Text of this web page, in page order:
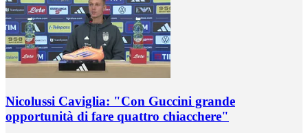
Nicolussi Caviglia: "Con Guccini grande
opportunità di fare quattro chiacchere"